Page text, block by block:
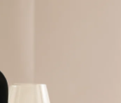
os 4,7 på Google